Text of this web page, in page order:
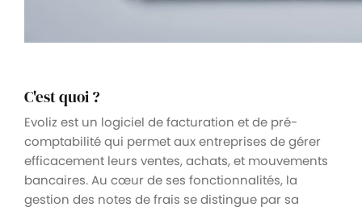
C'est quoi ?
Evoliz est un logiciel de facturation et de pré-
comptabilité qui permet aux entreprises de gérer
efficacement leurs ventes, achats, et mouvements
bancaires. Au cœur de ses fonctionnalités, la
gestion des notes de frais se distingue par sa